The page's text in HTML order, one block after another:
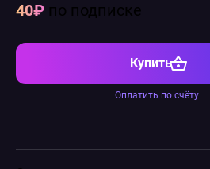
40₽по подписке
Купить
Оплатить по счёту